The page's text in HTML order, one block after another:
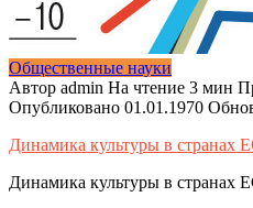
Общественные науки
Автор admin На чтение 3 мин
Опубликовано 01.01.1970
Динамика культуры в странах
Динамика культуры в странах